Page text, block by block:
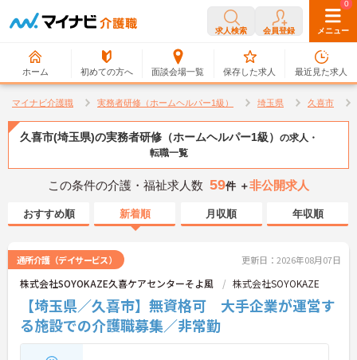
求人検索 会員登録 メニュー
ホーム 初めての方へ 面談会場一覧
0
保存した求人
0
最近見た求人
マイナビ介護職 実務者研修（ホームヘルパー1級） 埼玉県 久喜市
久喜市(埼玉県)の実務者研修（ホームヘルパー1級） の求人・
転職一覧
この条件の介護・福祉求人数 59件 ＋非公開求人
おすすめ順 新着順 月収順 年収順
通所介護（デイサービス） 更新日：2026年08月07日
株式会社SOYOKAZE久喜ケアセンターそよ風 株式会社SOYOKAZE
【埼玉県／久喜市】無資格可 大手企業が運営す
る施設での介護職募集／非常勤